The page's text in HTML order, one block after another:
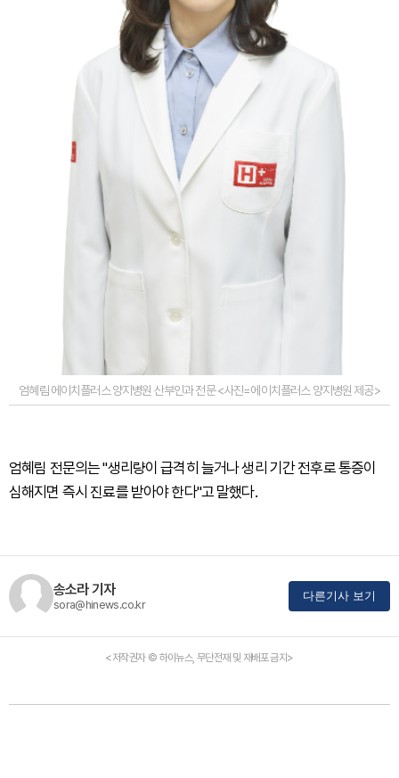
엄혜림 에이치플러스 양지병원 산부인과 전문 <사진=에이치플러스 양지병원 제공>
엄혜림 전문의는 "생리량이 급격히 늘거나 생리 기간 전후로 통증이
심해지면 즉시 진료를 받아야 한다"고 말했다.
송소라 기자
sora@hinews.co.kr
다른기사 보기
<저작권자 © 하이뉴스, 무단전재 및 재배포 금지>